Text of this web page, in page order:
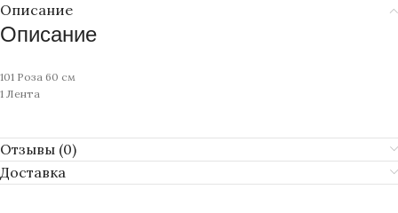
Описание
Описание
101 Роза 60 см
1 Лента
Отзывы (0)
Доставка